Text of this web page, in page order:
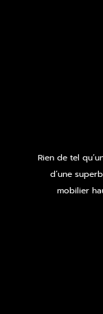
Rien de tel
d’une
mobilier